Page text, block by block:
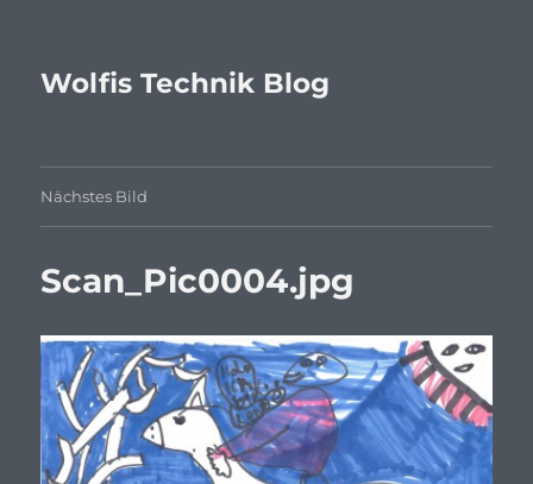
Wolfis Technik Blog
Nächstes Bild
Scan_Pic0004.jpg